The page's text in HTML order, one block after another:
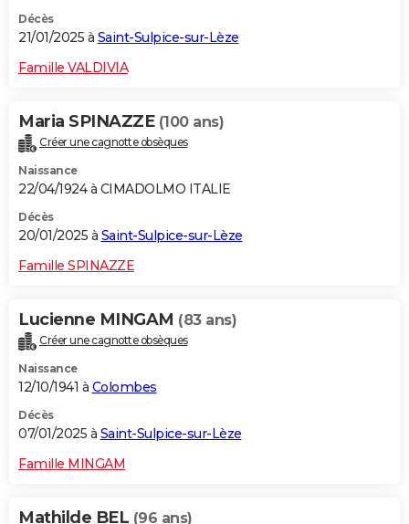
Décès
21/01/2025 à Saint-Sulpice-sur-Lèze
Famille VALDIVIA
Maria SPINAZZE (100 ans)
Créer une cagnotte obsèques
Naissance
22/04/1924 à CIMADOLMO ITALIE
Décès
20/01/2025 à Saint-Sulpice-sur-Lèze
Famille SPINAZZE
Lucienne MINGAM (83 ans)
Créer une cagnotte obsèques
Naissance
12/10/1941 à Colombes
Décès
07/01/2025 à Saint-Sulpice-sur-Lèze
Famille MINGAM
Mathilde BEL (96 ans)